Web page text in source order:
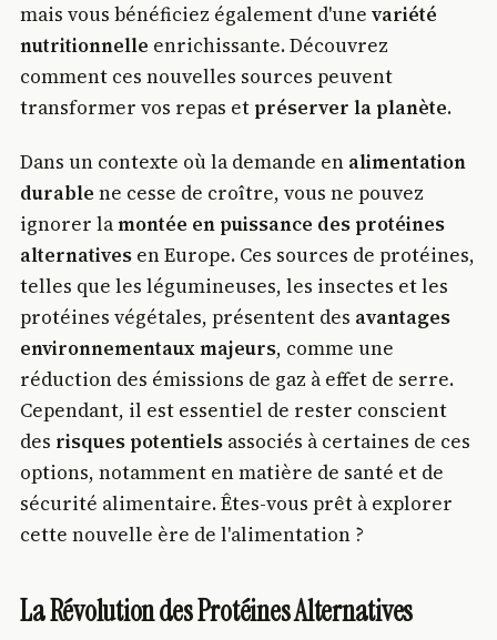
mais vous bénéficiez également d'unevariété
nutritionnelle enrichissante. Découvrez
comment ces nouvelles sources peuvent
transformer vos repas et préserver la planète.
Dans un contexte où la demande en alimentation
durable ne cesse de croître, vous ne pouvez
ignorer lamontée en puissance des protéines
alternatives en Europe. Ces sources de protéines,
telles que les légumineuses, les insectes et les
protéines végétales, présentent des avantages
environnementaux majeurs, comme une
réduction des émissions de gaz à effet de serre.
Cependant, il est essentiel de rester conscient
des risques potentiels associés à certaines de ces
options, notamment en matière de santé et de
sécurité alimentaire. Êtes-vous prêt à explorer
cette nouvelle ère de l'alimentation ?
La Révolution des Protéines Alternatives